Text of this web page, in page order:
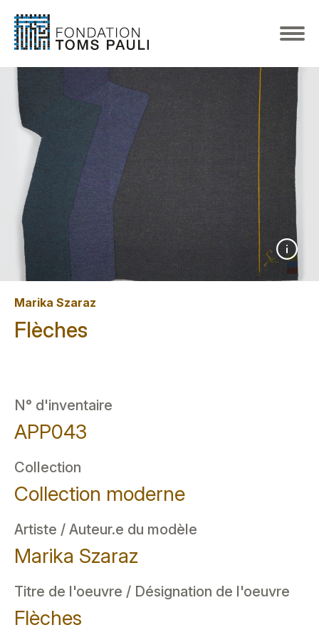
Marika Szaraz
Flèches
N° d'inventaire
APP043
Collection
Collection moderne
Artiste / Auteur.e du modèle
Marika Szaraz
Titre de l'oeuvre / Désignation de l'oeuvre
Flèches